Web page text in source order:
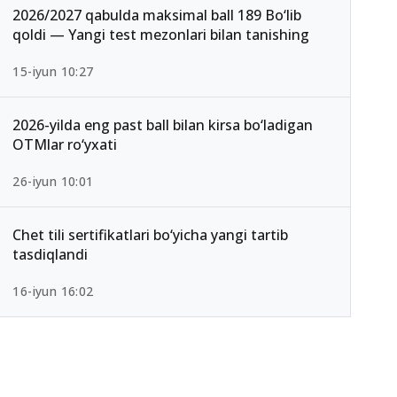
2026/2027 qabulda maksimal ball 189 Bo‘lib
qoldi — Yangi test mezonlari bilan tanishing
15-iyun 10:27
2026-yilda eng past ball bilan kirsa bo‘ladigan
OTMlar ro‘yxati
26-iyun 10:01
Chet tili sertifikatlari bo‘yicha yangi tartib
tasdiqlandi
16-iyun 16:02